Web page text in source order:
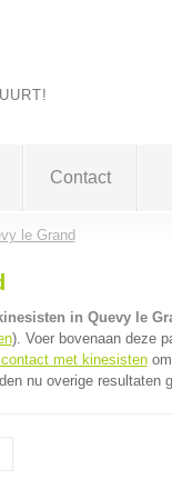
Contact
le Grand
in Quevy le
). Voer bovenaan deze
met kinesistenom
nu overige resultaten